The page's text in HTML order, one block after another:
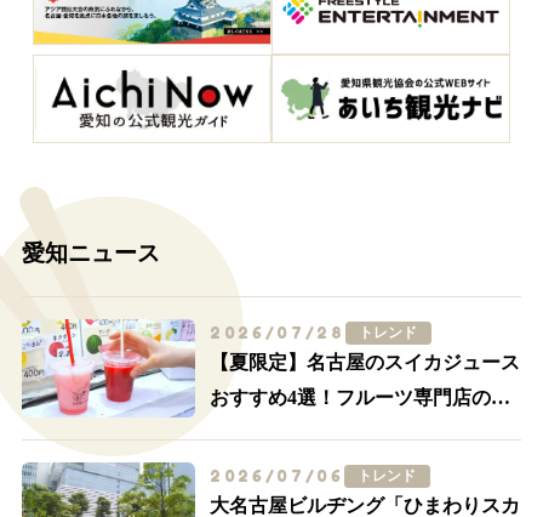
愛知ニュース
2026/07/28 トレンド
【夏限定】名古屋のスイカジュース
おすすめ4選！フルーツ専門店の一
2026/07/06 トレンド
大名古屋ビルヂング「ひまわりスカ